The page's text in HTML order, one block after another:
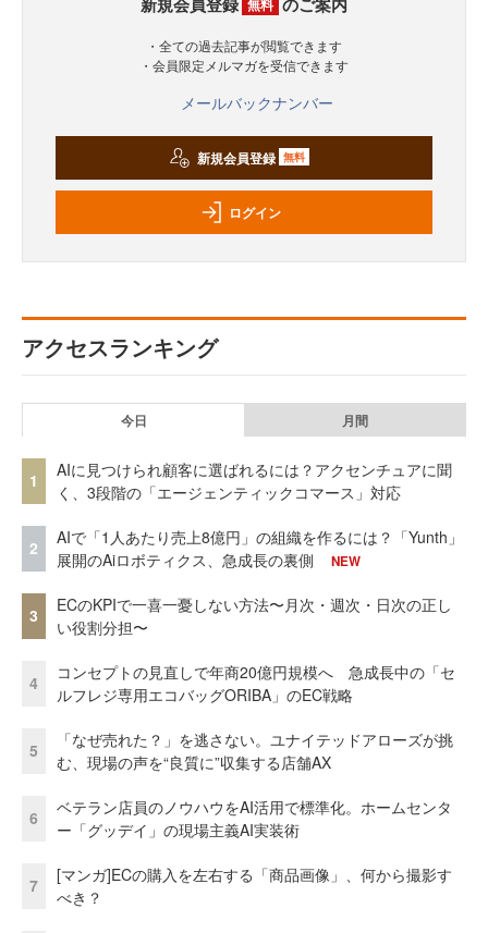
無料
・全ての過去記事が閲覧できます
・会員限定メルマガを受信できます
メールバックナンバー
新規会員登録 無料
ログイン
アクセスランキング
今日 月間
1
AIに見つけられ顧客に選ばれるには？アクセンチュアに聞
く、3段階の「エージェンティックコマース」対応
2
AIで「1人あたり売上8億円」の組織を作るには？「Yunth」
展開のAiロボティクス、急成長の裏側
NEW
3
ECのKPIで一喜一憂しない方法〜月次・週次・日次の正し
い役割分担〜
4
コンセプトの見直しで年商20億円規模へ 急成長中の「セ
ルフレジ専用エコバッグORIBA」のEC戦略
5
「なぜ売れた？」を逃さない。ユナイテッドアローズが挑
む、現場の声を“良質に”収集する店舗AX
6
ベテラン店員のノウハウをAI活用で標準化。ホームセンタ
ー「グッデイ」の現場主義AI実装術
7
[マンガ]ECの購入を左右する「商品画像」、何から撮影す
べき？